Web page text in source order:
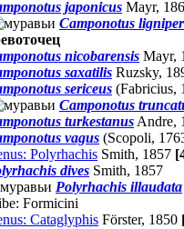
japonicus Mayr,
Camponotus
nicobarensis Mayr,
saxatilis Ruzsky,
sericeus (Fabricius,
Camponotus
turkestanus Andre,
vagus (Scopoli,
Polyrhachis Smith, 1857
dives Smith, 1857
Polyrhachis illaudata
Formicini
Cataglyphis Förster, 1850